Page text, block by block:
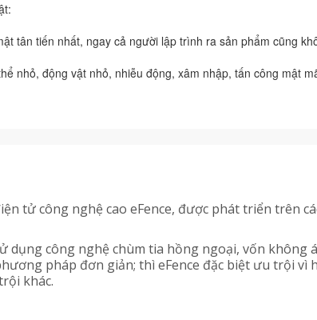
tân tiến nhất, ngay cả người lập trình ra sản phẩm cũng
nhỏ, động vật nhỏ, nhiễu động, xâm nhập, tấn công mật
tử công nghệ cao eFence, được phát triển trên
dụng công nghệ chùm tia hồng ngoại, vốn không
pháp đơn giản; thì eFence đặc biệt ưu trội vì
khác.